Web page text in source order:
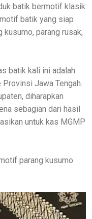
batik bermotif klasik
batik yang siap
parang rusak,
batik kali ini adalah
Jawa Tengah.
diharapkan
sebagian dari hasil
untuk kas MGMP
parang kusumo